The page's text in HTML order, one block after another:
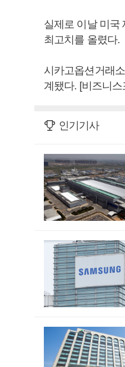
실제로 이날 미국
최고치를 올렸다.
시카고옵션거래
계됐다. [비즈니
인기기사